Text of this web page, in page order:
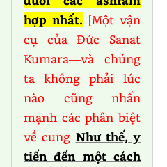
hợp nhất. [Một vận
cụ của Đức Sanat
Kumara—và chúng
ta không phải lúc
nào cũng nhấn
mạnh các phân biệt
về cung Như thế, y
tiến đến một cách